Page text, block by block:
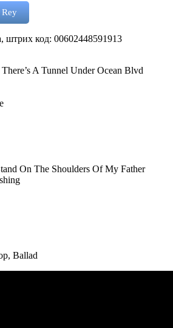
Rey
штрих код: 00602448591913
A Tunnel Under Ocean Blvd
On The Shoulders Of My Father
Ballad